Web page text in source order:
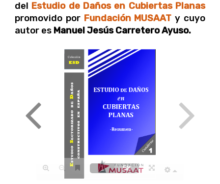
del Estudio de Daños en Cubiertas Planas
promovido por Fundación MUSAAT y cuyo
autor es Manuel Jesús Carretero Ayuso.